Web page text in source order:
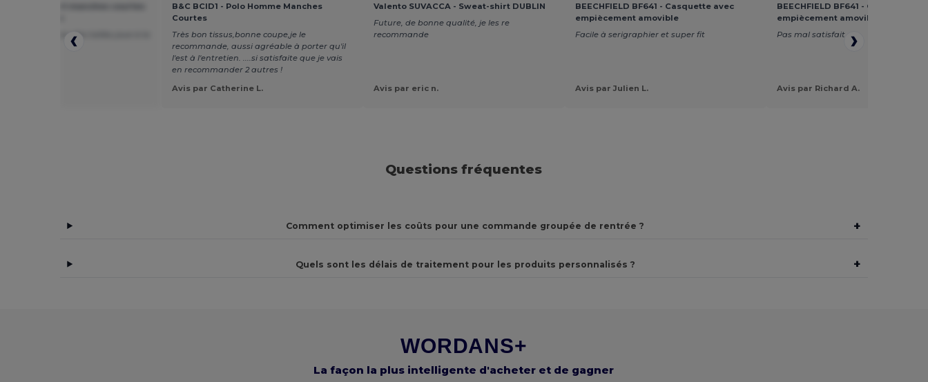
coupe, tableau des tailles joue à la
B&C BCID1 - Polo Homme Manches
Courtes
Très bon tissus,bonne coupe,je le
recommande, aussi agréable à porter qu'il
l'est à l'entretien. ....si satisfaite que je vais
en recommander 2 autres !
Avis par Catherine L.
Valento SUVACCA - Sweat-shirt DUBLIN
Future, de bonne qualité, je les re
recommande
Avis par eric n.
BEECHFIELD BF641 - Casquette avec
empiècement amovible
Facile à serigraphier et super fit
Avis par Julien L.
BEECHFIELD BF641 - Casquette
empiècement amovible
Pas mal satisfait
Avis par Richard A.
Questions fréquentes
Comment optimiser les coûts pour une commande groupée de rentrée ? +
Quels sont les délais de traitement pour les produits personnalisés ? +
WORDANS+
La façon la plus intelligente d'acheter et de gagner